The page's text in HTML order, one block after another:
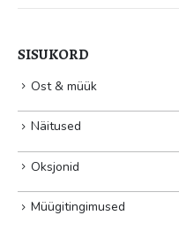
SISUKORD
Ost & müük
Näitused
Oksjonid
Müügitingimused